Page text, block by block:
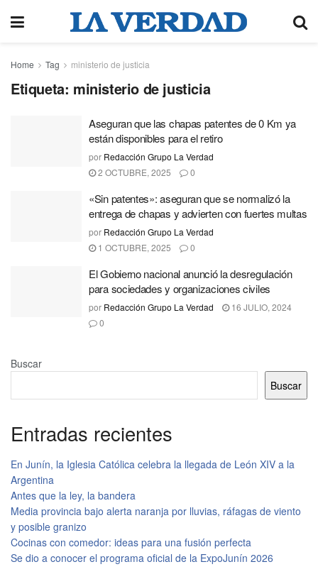
Home Tag ministerio de justicia
Etiqueta: ministerio de justicia
Aseguran que las chapas patentes de 0 Km ya
están disponibles para el retiro
por Redacción Grupo La Verdad
2 OCTUBRE, 2025
0
«Sin patentes»: aseguran que se normalizó la
entrega de chapas y advierten con fuertes multas
por Redacción Grupo La Verdad
1 OCTUBRE, 2025
0
El Gobierno nacional anunció la desregulación
para sociedades y organizaciones civiles
por Redacción Grupo La Verdad
16 JULIO, 2024
0
Buscar
Buscar
Entradas recientes
En Junín, la Iglesia Católica celebra la llegada de León XIV a la
Argentina
Antes que la ley, la bandera
Media provincia bajo alerta naranja por lluvias, ráfagas de viento
y posible granizo
Cocinas con comedor: ideas para una fusión perfecta
Se dio a conocer el programa oficial de la ExpoJunín 2026